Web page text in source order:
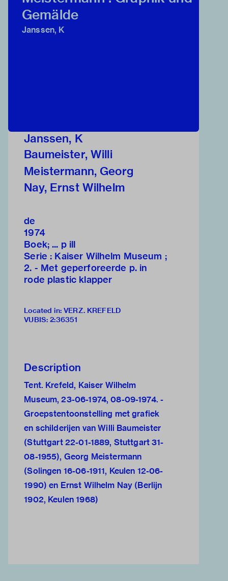
Gemälde
Janssen, K
Janssen, K
Baumeister, Willi
Meistermann, Georg
Nay, Ernst Wilhelm
de
1974
Boek; ... p ill
Serie : Kaiser Wilhelm Museum ;
2. - Met geperforeerde p. in
rode plastic klapper
Located in: VERZ. KREFELD
VUBIS: 2:36351
Description
Tent. Krefeld, Kaiser Wilhelm
Museum, 23-06-1974, 08-09-1974. -
Groepstentoonstelling met grafiek
en schilderijen van Willi Baumeister
(Stuttgart 22-01-1889, Stuttgart 31-
08-1955), Georg Meistermann
(Solingen 16-06-1911, Keulen 12-06-
1990) en Ernst Wilhelm Nay (Berlijn
1902, Keulen 1968)